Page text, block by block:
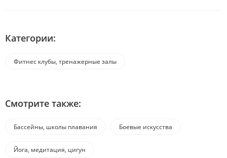
Категории:
Фитнес клубы, тренажерные залы
Смотрите также:
Бассейны, школы плавания Боевые искусства
Йога, медитация, цигун